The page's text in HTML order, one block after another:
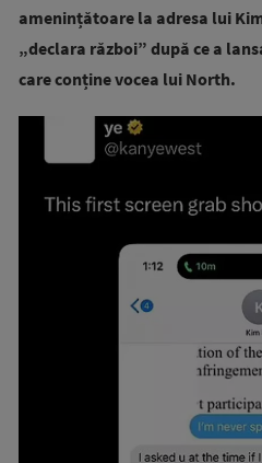
amenințătoare la adresa lui
„declara război” după ce a
care conține vocea lui North.